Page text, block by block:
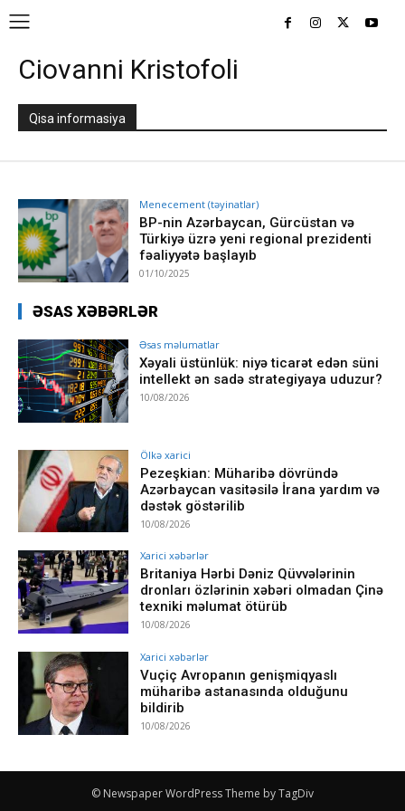
Ciovanni Kristofoli
Qisa informasiya
Menecement (təyinatlar)
BP-nin Azərbaycan, Gürcüstan və
Türkiyə üzrə yeni regional prezidenti
fəaliyyətə başlayıb
01/10/2025
ƏSAS XƏBƏRLƏR
Əsas məlumatlar
Xəyali üstünlük: niyə ticarət edən süni
intellekt ən sadə strategiyaya uduzur?
10/08/2026
Ölkə xarici
Pezeşkian: Müharibə dövründə
Azərbaycan vasitəsilə İrana yardım və
dəstək göstərilib
10/08/2026
Xarici xəbərlər
Britaniya Hərbi Dəniz Qüvvələrinin
dronları özlərinin xəbəri olmadan Çinə
texniki məlumat ötürüb
10/08/2026
Xarici xəbərlər
Vuçiç Avropanın genişmiqyaslı
müharibə astanasında olduğunu
bildirib
10/08/2026
© Newspaper WordPress Theme by TagDiv